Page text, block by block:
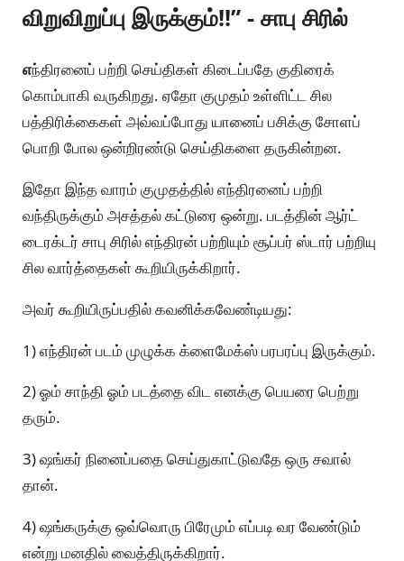
விறுவிறுப்பு இருக்கும்!!” - சாபு சிரில்
எந்திரனைப் பற்றி செய்திகள் கிடைப்பதே குதிரைக்
கொம்பாகி வருகிறது. ஏதோ குமுதம் உள்ளிட்ட சில
பத்திரிக்கைகள் அவ்வப்போது யானைப் பசிக்கு சோளப்
பொறி போல ஒன்றிரண்டு செய்திகளை தருகின்றன.
இதோ இந்த வாரம் குமுதத்தில் எந்திரனைப் பற்றி
வந்திருக்கும் அசத்தல் கட்டுரை ஒன்று. படத்தின் ஆர்ட்
டைரக்டர் சாபு சிரில் எந்திரன் பற்றியும் சூப்பர் ஸ்டார் பற்றியு
சில வார்த்தைகள் கூறியிருக்கிறார்.
அவர் கூறியிருப்பதில் கவனிக்கவேண்டியது:
1) எந்திரன் படம் முழுக்க க்ளைமேக்ஸ் பரபரப்பு இருக்கும்.
2) ஓம் சாந்தி ஓம் படத்தை விட எனக்கு பெயரை பெற்று
தரும்.
3) ஷங்கர் நினைப்பதை செய்துகாட்டுவதே ஒரு சவால்
தான்.
4) ஷங்கருக்கு ஒவ்வொரு பிரேமும் எப்படி வர வேண்டும்
என்று மனதில் வைத்திருக்கிறார்.